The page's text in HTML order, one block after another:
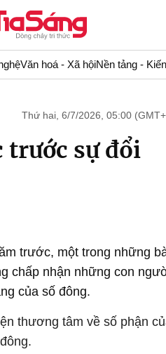
Văn hoá - Xã hộiNền tảng -
Thứ hai, 6/7/2026, 05:00
trước sự đổi
trước, một trong những
chấp nhận những con
của số đông.
thương tâm về số phận